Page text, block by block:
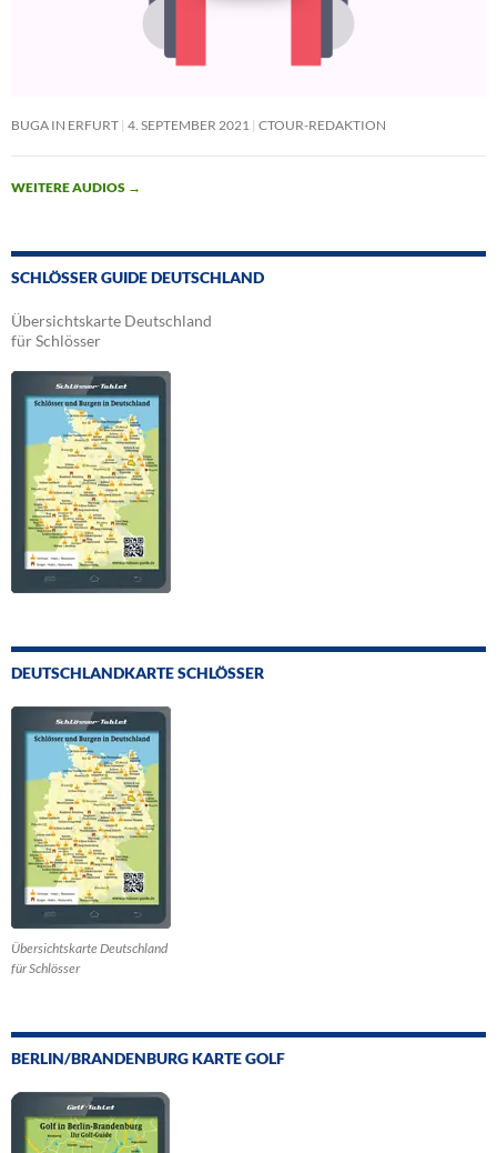
BUGA IN ERFURT 4. SEPTEMBER 2021 CTOUR-REDAKTION
WEITERE AUDIOS →
SCHLÖSSER GUIDE DEUTSCHLAND
Übersichtskarte Deutschland
für Schlösser
DEUTSCHLANDKARTE SCHLÖSSER
Übersichtskarte Deutschland
für Schlösser
BERLIN/BRANDENBURG KARTE GOLF